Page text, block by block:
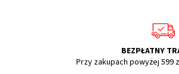
BEZPŁATNY
Przy zakupach powyżej 599